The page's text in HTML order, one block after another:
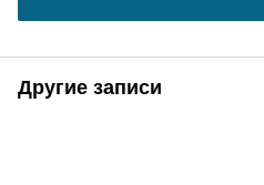
Другие записи